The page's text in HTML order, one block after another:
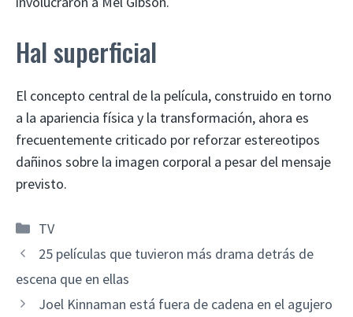
Hal superficial
El concepto central de la película, construido en torno
a la apariencia física y la transformación, ahora es
frecuentemente criticado por reforzar estereotipos
dañinos sobre la imagen corporal a pesar del mensaje
previsto.
Categorías
TV
25 películas que tuvieron más drama detrás de
escena que en ellas
Joel Kinnaman está fuera de cadena en el agujero